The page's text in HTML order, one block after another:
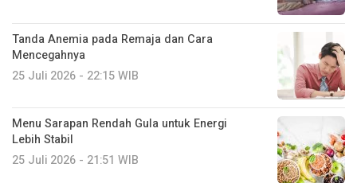
Tanda Anemia pada Remaja dan Cara
Mencegahnya
25 Juli 2026 - 22:15 WIB
Menu Sarapan Rendah Gula untuk Energi
Lebih Stabil
25 Juli 2026 - 21:51 WIB